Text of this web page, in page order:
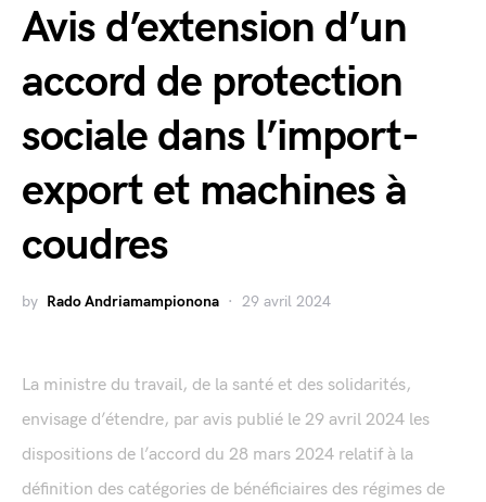
Avis d’extension d’un
accord de protection
sociale dans l’import-
export et machines à
coudres
by Rado Andriamampionona 29 avril 2024
La ministre du travail, de la santé et des solidarités,
envisage d’étendre, par avis publié le 29 avril 2024 les
dispositions de l’accord du 28 mars 2024 relatif à la
définition des catégories de bénéficiaires des régimes de